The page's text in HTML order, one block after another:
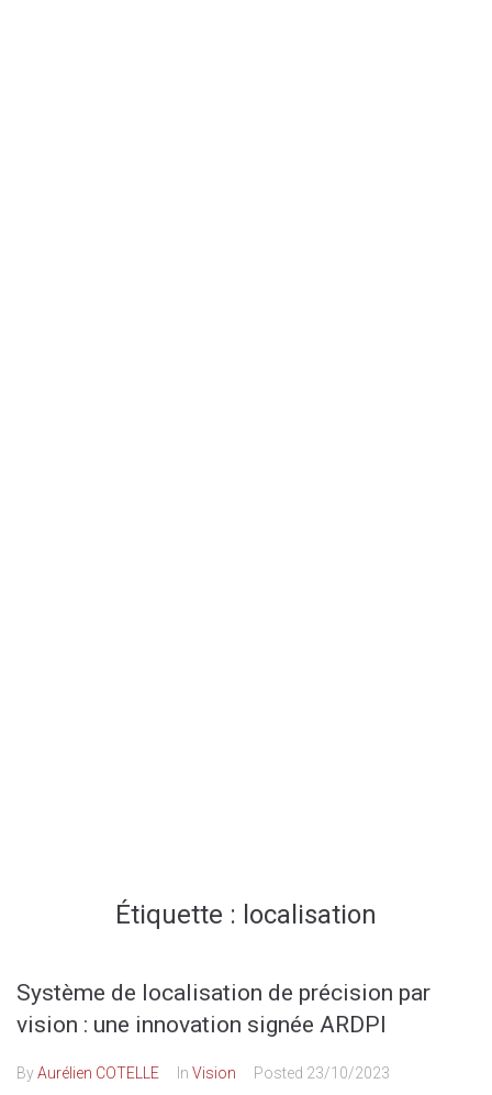
Étiquette : localisation
Système de localisation de précision par
vision : une innovation signée ARDPI
ByAurélien COTELLE In Vision Posted 23/10/2023